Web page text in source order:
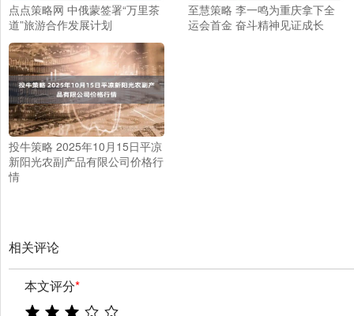
点点策略网 中俄蒙签署“万里茶
道”旅游合作发展计划
至慧策略 李一鸣为重庆拿下全
运会首金 奋斗精神见证成长
投牛策略 2025年10月15日平凉
新阳光农副产品有限公司价格行
情
相关评论
本文评分*